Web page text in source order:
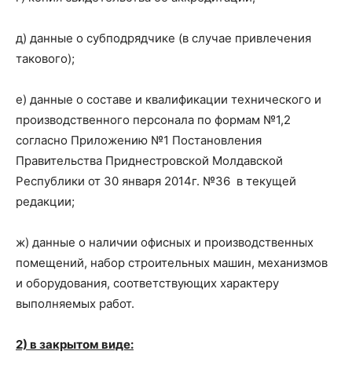
д) данные о субподрядчике (в случае привлечения
такового);
е) данные о составе и квалификации технического и
производственного персонала по формам №1,2
согласно Приложению №1 Постановления
Правительства Приднестровской Молдавской
Республики от 30 января 2014г. №36 в текущей
редакции;
ж) данные о наличии офисных и производственных
помещений, набор строительных машин, механизмов
и оборудования, соответствующих характеру
выполняемых работ.
2) в закрытом виде: